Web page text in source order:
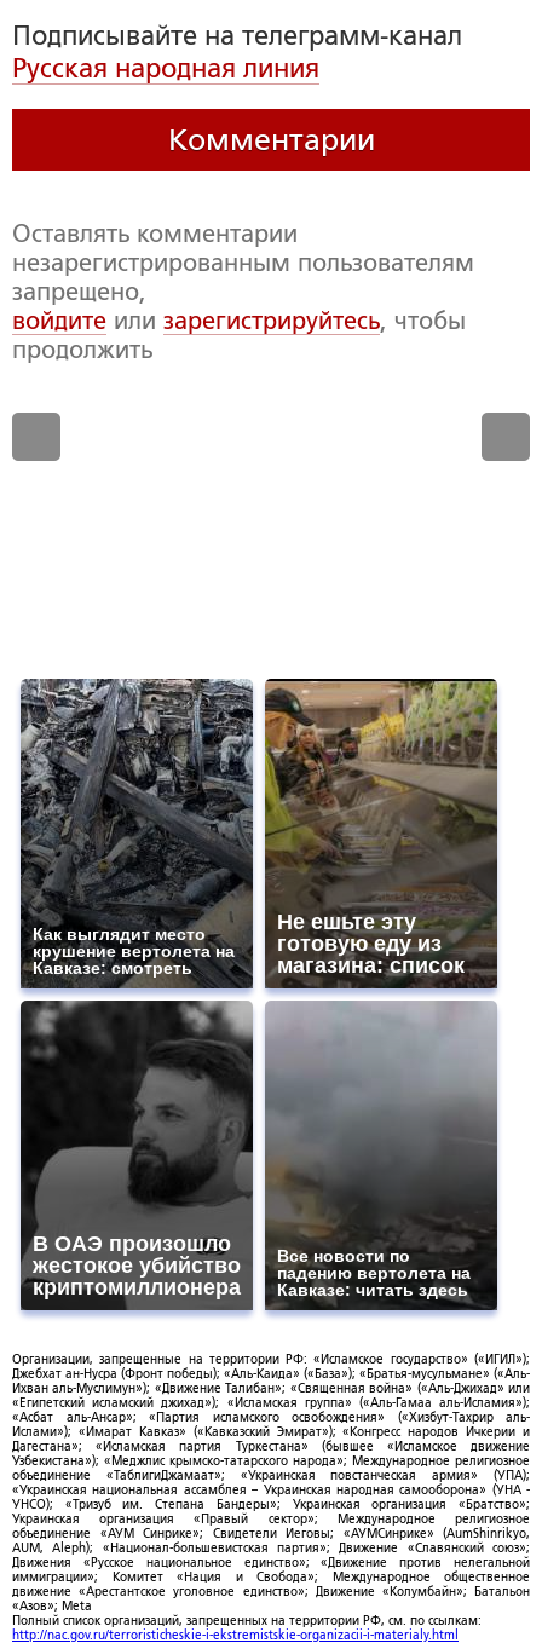
Подписывайте на телеграмм-канал
Русская народная линия
Комментарии
Оставлять комментарии
незарегистрированным пользователям
запрещено,
войдите или зарегистрируйтесь, чтобы
продолжить
Как выглядит место
крушение вертолета на
Кавказе: смотреть
Не ешьте эту
готовую еду из
магазина: список
В ОАЭ произошло
жестокое убийство
криптомиллионера
Все новости по
падению вертолета на
Кавказе: читать здесь
Организации, запрещенные на территории РФ: «Исламское государство» («ИГИЛ»);
Джебхат ан-Нусра (Фронт победы); «Аль-Каида» («База»); «Братья-мусульмане» («Аль-
Ихван аль-Муслимун»); «Движение Талибан»; «Священная война» («Аль-Джихад» или
«Египетский исламский джихад»); «Исламская группа» («Аль-Гамаа аль-Исламия»);
«Асбат аль-Ансар»; «Партия исламского освобождения» («Хизбут-Тахрир аль-
Ислами»); «Имарат Кавказ» («Кавказский Эмират»); «Конгресс народов Ичкерии и
Дагестана»; «Исламская партия Туркестана» (бывшее «Исламское движение
Узбекистана»); «Меджлис крымско-татарского народа»; Международное религиозное
объединение «ТаблигиДжамаат»; «Украинская повстанческая армия» (УПА);
«Украинская национальная ассамблея – Украинская народная самооборона» (УНА -
УНСО); «Тризуб им. Степана Бандеры»; Украинская организация «Братство»;
Украинская организация «Правый сектор»; Международное религиозное
объединение «АУМ Синрике»; Свидетели Иеговы; «АУМСинрике» (AumShinrikyo,
AUM, Aleph); «Национал-большевистская партия»; Движение «Славянский союз»;
Движения «Русское национальное единство»; «Движение против нелегальной
иммиграции»; Комитет «Нация и Свобода»; Международное общественное
движение «Арестантское уголовное единство»; Движение «Колумбайн»; Батальон
«Азов»; Meta
Полный список организаций, запрещенных на территории РФ, см. по ссылкам:
http://nac.gov.ru/terroristicheskie-i-ekstremistskie-organizacii-i-materialy.html